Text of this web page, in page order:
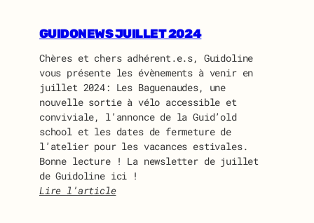
E
É
N
É
R
A
L
D
E
G
GUIDONEWS JUILLET 2024
Chères et chers adhérent.e.s, Guidoline
vous présente les évènements à venir en
juillet 2024: Les Baguenaudes, une
nouvelle sortie à vélo accessible et
conviviale, l’annonce de la Guid’old
school et les dates de fermeture de
l’atelier pour les vacances estivales.
Bonne lecture ! La newsletter de juillet
de Guidoline ici !
Lire l’article